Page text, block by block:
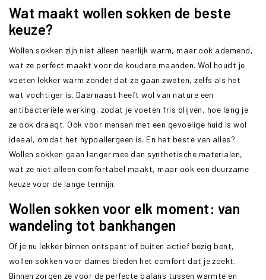
Wat maakt wollen sokken de beste
keuze?
Wollen sokken zijn niet alleen heerlijk warm, maar ook ademend,
wat ze perfect maakt voor de koudere maanden. Wol houdt je
voeten lekker warm zonder dat ze gaan zweten, zelfs als het
wat vochtiger is. Daarnaast heeft wol van nature een
antibacteriële werking, zodat je voeten fris blijven, hoe lang je
ze ook draagt. Ook voor mensen met een gevoelige huid is wol
ideaal, omdat het hypoallergeen is. En het beste van alles?
Wollen sokken gaan langer mee dan synthetische materialen,
wat ze niet alleen comfortabel maakt, maar ook een duurzame
keuze voor de lange termijn.
Wollen sokken voor elk moment: van
wandeling tot bankhangen
Of je nu lekker binnen ontspant of buiten actief bezig bent,
wollen sokken voor dames bieden het comfort dat je zoekt.
Binnen zorgen ze voor de perfecte balans tussen warmte en